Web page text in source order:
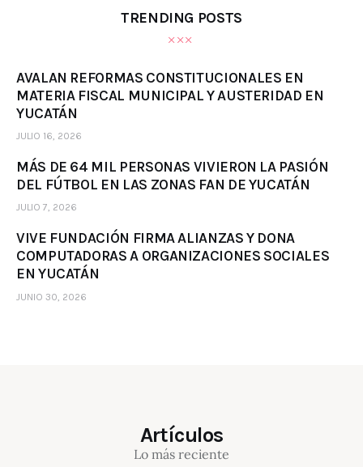
TRENDING POSTS
AVALAN REFORMAS CONSTITUCIONALES EN
MATERIA FISCAL MUNICIPAL Y AUSTERIDAD EN
YUCATÁN
JULIO 16, 2026
MÁS DE 64 MIL PERSONAS VIVIERON LA PASIÓN
DEL FÚTBOL EN LAS ZONAS FAN DE YUCATÁN
JULIO 7, 2026
VIVE FUNDACIÓN FIRMA ALIANZAS Y DONA
COMPUTADORAS A ORGANIZACIONES SOCIALES
EN YUCATÁN
JUNIO 30, 2026
Artículos
Lo más reciente